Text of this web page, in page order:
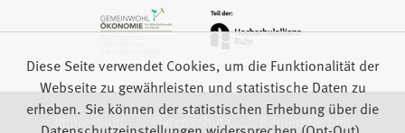
Impressum Datenschutz Barrierefreiheit
Diese Seite verwendet Cookies, um die Funktionalität der
Webseite zu gewährleisten und statistische Daten zu
erheben. Sie können der statistischen Erhebung über die